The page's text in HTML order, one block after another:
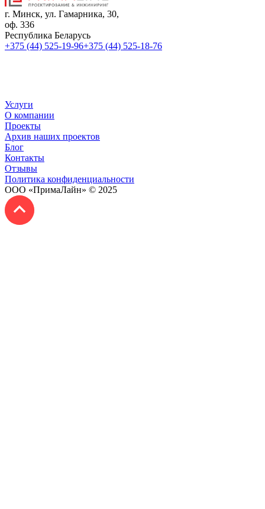
г. Минск, ул. Гамарника, 30,
оф. 336
Республика Беларусь
+375 (44) 525-19-96+375 (44) 525-18-76
Услуги
О компании
Проекты
Архив наших проектов
Блог
Контакты
Отзывы
Политика конфиденциальности
ООО «ПримаЛайн» © 2025